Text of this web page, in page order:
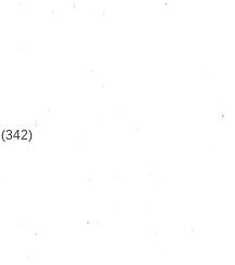
(342)